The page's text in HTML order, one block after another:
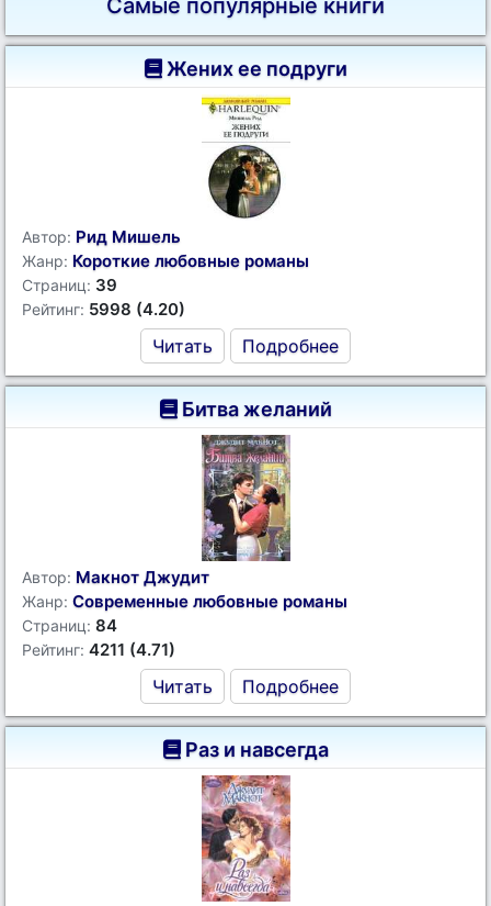
Самые популярные книги
Жених ее подруги
Автор: Рид Мишель
Жанр: Короткие любовные романы
Страниц: 39
Рейтинг: 5998 (4.20)
Читать Подробнее
Битва желаний
Автор: Макнот Джудит
Жанр: Современные любовные романы
Страниц: 84
Рейтинг: 4211 (4.71)
Читать Подробнее
Раз и навсегда